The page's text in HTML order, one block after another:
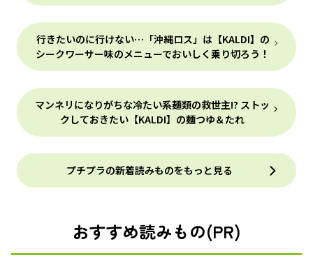
行きたいのに行けない…「沖縄ロス」は【KALDI】の
シークワーサー味のメニューでおいしく乗り切ろう！
マンネリになりがちな冷たい系麺類の救世主!? ストッ
クしておきたい【KALDI】の麺つゆ＆たれ
プチプラの新着読みものをもっと見る
おすすめ読みもの(PR)